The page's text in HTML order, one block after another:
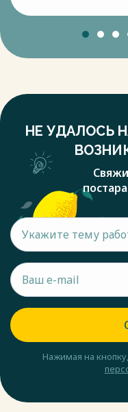
НЕ УДАЛОСЬ
Нажимая на